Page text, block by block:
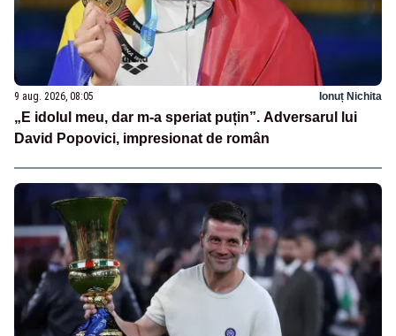
9 aug. 2026, 08:05 Ionuț Nichita
„E idolul meu, dar m-a speriat puțin”. Adversarul lui
David Popovici, impresionat de român